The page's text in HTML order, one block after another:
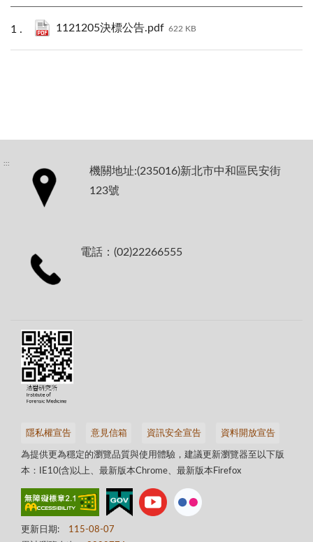
1121205決標公告.pdf 622 KB
:::
機關地址:(235016)新北市中和區民安街
123號
電話：(02)22266555
隱私權宣告 意見信箱 資訊安全宣告 資料開放宣告
為提供更為穩定的瀏覽品質與使用體驗，建議更新瀏覽器至以下版
本：IE10(含)以上、最新版本Chrome、最新版本Firefox
更新日期:
115-08-07